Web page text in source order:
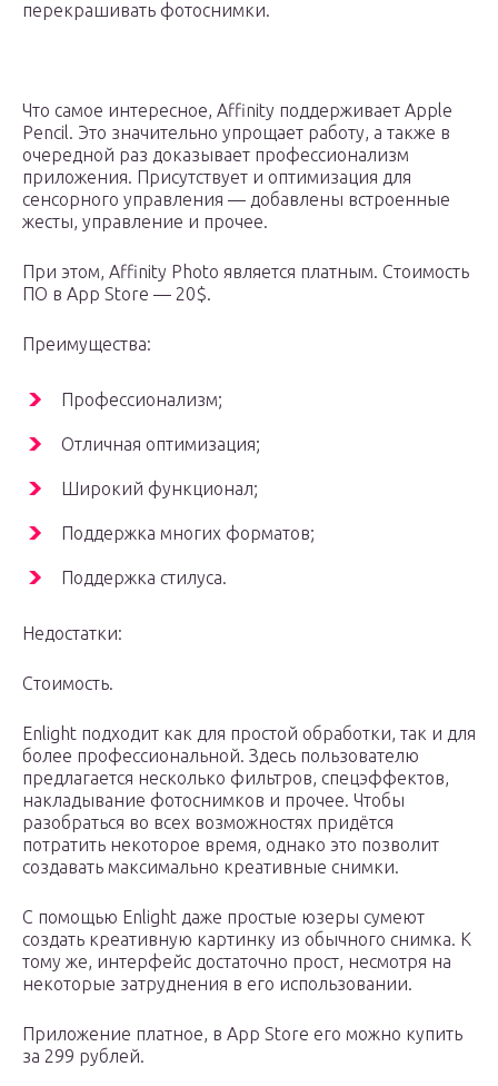
перекрашивать фотоснимки.
Что самое интересное, Affinity поддерживает Apple
Pencil. Это значительно упрощает работу, а также в
очередной раз доказывает профессионализм
приложения. Присутствует и оптимизация для
сенсорного управления — добавлены встроенные
жесты, управление и прочее.
При этом, Affinity Photo является платным. Стоимость
ПО в App Store — 20$.
Преимущества:
Профессионализм;
Отличная оптимизация;
Широкий функционал;
Поддержка многих форматов;
Поддержка стилуса.
Недостатки:
Стоимость.
Enlight подходит как для простой обработки, так и для
более профессиональной. Здесь пользователю
предлагается несколько фильтров, спецэффектов,
накладывание фотоснимков и прочее. Чтобы
разобраться во всех возможностях придётся
потратить некоторое время, однако это позволит
создавать максимально креативные снимки.
С помощью Enlight даже простые юзеры сумеют
создать креативную картинку из обычного снимка. К
тому же, интерфейс достаточно прост, несмотря на
некоторые затруднения в его использовании.
Приложение платное, в App Store его можно купить
за 299 рублей.